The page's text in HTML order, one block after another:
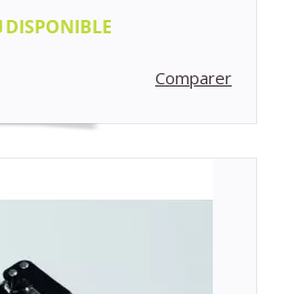
DISPONIBLE
Comparer